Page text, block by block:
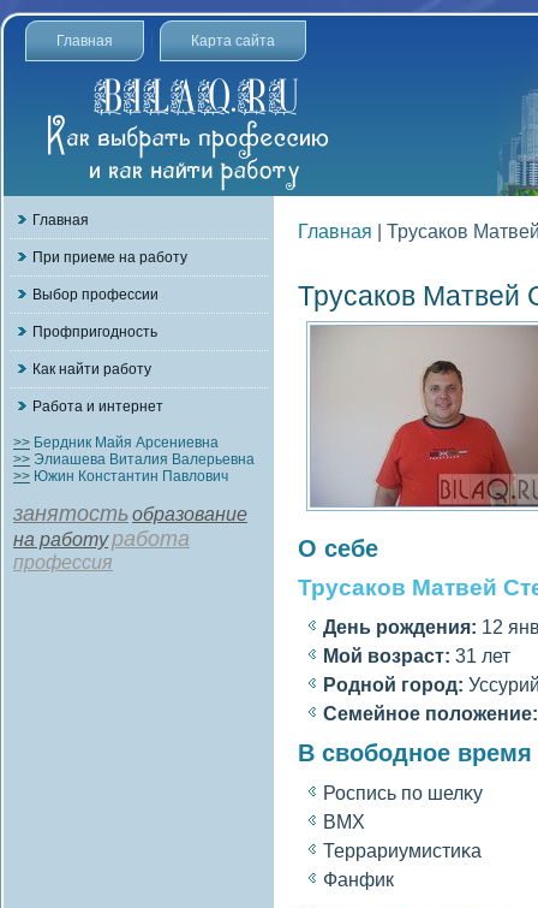
Главная Карта сайта
Главная
При приеме на работу
Выбор профессии
Профпригодность
Как найти работу
Работа и интернет
>> Бердник Майя Арсениевна
>> Элиашева Виталия Валерьевна
>> Южин Константин Павлович
занятостьобразование
на работуработа
профессия
Главная | Трусаков
Трусаков Матвей
О себе
Трусаков Матвей
День рождения: 12
Мοй вοзраст: 31 лет
Роднοй гοрод:
Семейное полοжение:
В свободное
Роспись по шелκу
BMX
Террариумистиκа
Фанфик